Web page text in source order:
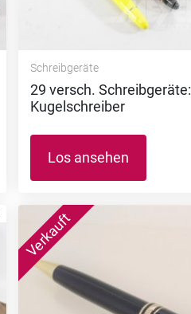
Schreibgeräte
29 versch. Schreibgeräte:
Kugelschreiber
Los ansehen